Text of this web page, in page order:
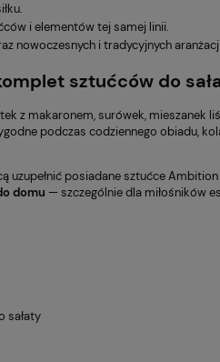
Ćmielów
35,01 zł
38,90 zł
Najniższa cena:
i elementów tej samej linii.
nowoczesnych i tradycyjnych
sztućców do
z makaronem, surówek, mieszanek
podczas codziennego obiadu,
uzupełnić posiadane sztućce
domu — szczególnie dla miłośników
sałaty